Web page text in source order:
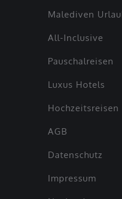
Malediven
All-Inclusive
Pauschalreisen
Luxus Hotels
Hochzeitsreisen
AGB
Datenschutz
Impressum